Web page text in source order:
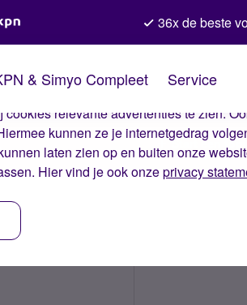
zorgen wij ervoor dat je ervaring op
relevante advertenties te zien.
kunnen ze je internetgedrag
laten zien op en buiten onze
Hier vind je ook onzeprivacy
36x de beste
& Simyo Compleet Service
Start een